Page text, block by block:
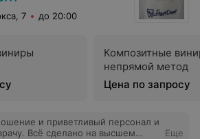
7 до 20:00
Композитные
непрямой метод
Цена по запросу
и приветливый персонал и
Всё сделано на высшем
Еще